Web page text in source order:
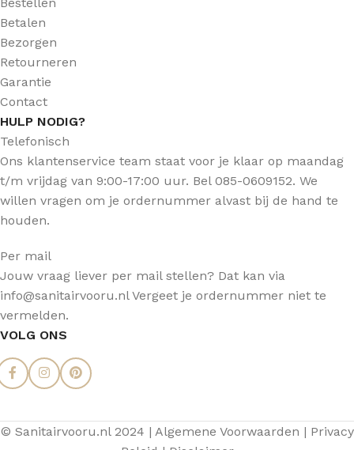
Betalen
Bezorgen
Retourneren
Garantie
Contact
HULP NODIG?
Telefonisch
Ons klantenservice team staat voor je klaar op maandag
t/m vrijdag van 9:00-17:00 uur. Bel 085-0609152. We
willen vragen om je ordernummer alvast bij de hand te
houden.
Per mail
Jouw vraag liever per mail stellen? Dat kan via
info@sanitairvooru.nl Vergeet je ordernummer niet te
vermelden.
VOLG ONS
© Sanitairvooru.nl 2024 | Algemene Voorwaarden | Privacy